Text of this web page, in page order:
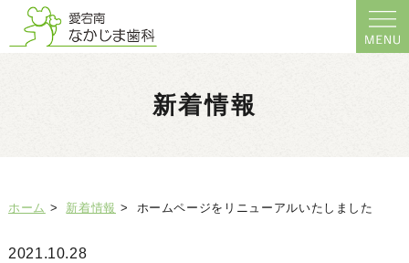
新着情報
ホーム > 新着情報 > ホームページをリニューアルいたしました
2021.10.28